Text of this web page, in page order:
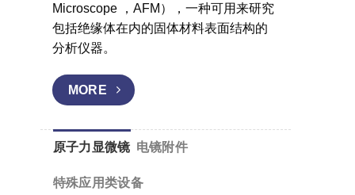
Microscope ，AFM），一种可用来研究
包括绝缘体在内的固体材料表面结构的
分析仪器。
MORE
原子力显微镜 电镜附件
特殊应用类设备